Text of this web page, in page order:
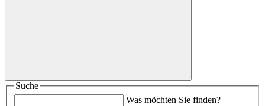
Suche
Was möchten Sie finden?